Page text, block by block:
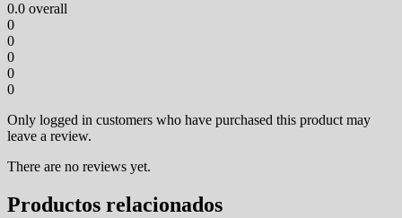
0.0 overall
0
0
0
0
0
Only logged in customers who have purchased this product may
leave a review.
There are no reviews yet.
Productos relacionados